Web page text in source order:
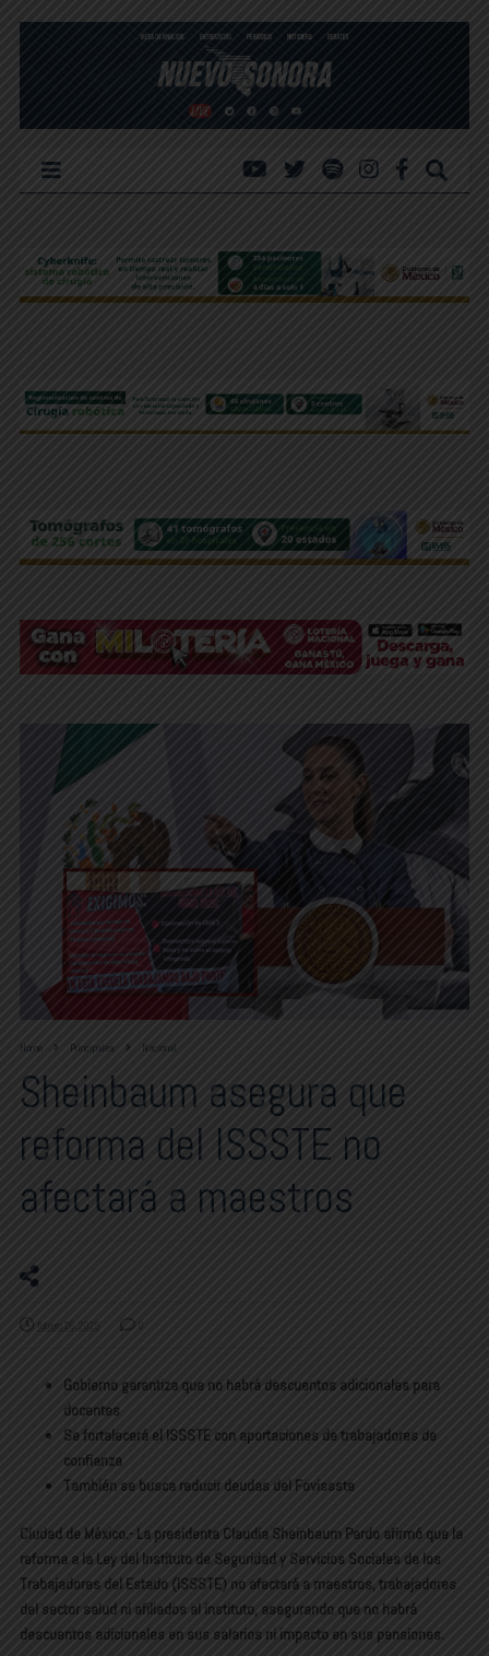
Home Principales Nacional
Sheinbaum asegura que
reforma del ISSSTE no
afectará a maestros
febrero 26, 2025 0
Gobierno garantiza que no habrá descuentos adicionales para
docentes
Se fortalecerá el ISSSTE con aportaciones de trabajadores de
confianza
También se busca reducir deudas del Fovissste
Ciudad de México.- La presidenta Claudia Sheinbaum Pardo afirmó que la
reforma a la Ley del Instituto de Seguridad y Servicios Sociales de los
Trabajadores del Estado (ISSSTE)no afectará a maestros, trabajadores
del sector salud ni afiliadosal instituto, asegurando que no habrá
descuentos adicionales en sus salarios ni impacto en sus pensiones.